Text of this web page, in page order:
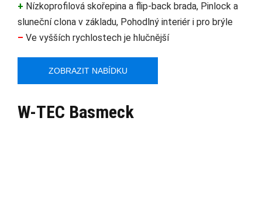
+ Nízkoprofilová skořepina a flip-back brada, Pinlock a
sluneční clona v základu, Pohodlný interiér i pro brýle
– Ve vyšších rychlostech je hlučnější
ZOBRAZIT NABÍDKU
W-TEC Basmeck